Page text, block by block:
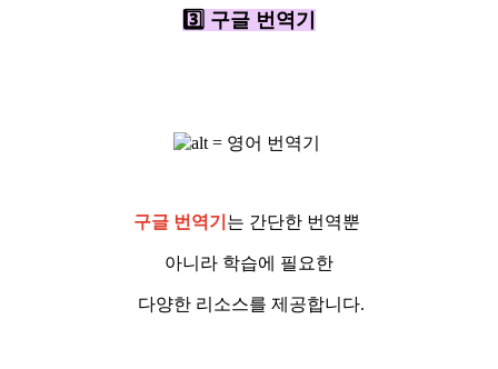
3️⃣ 구글 번역기
구글 번역기 는 간단한 번역뿐
아니라 학습에 필요한
다양한 리소스를 제공합니다.